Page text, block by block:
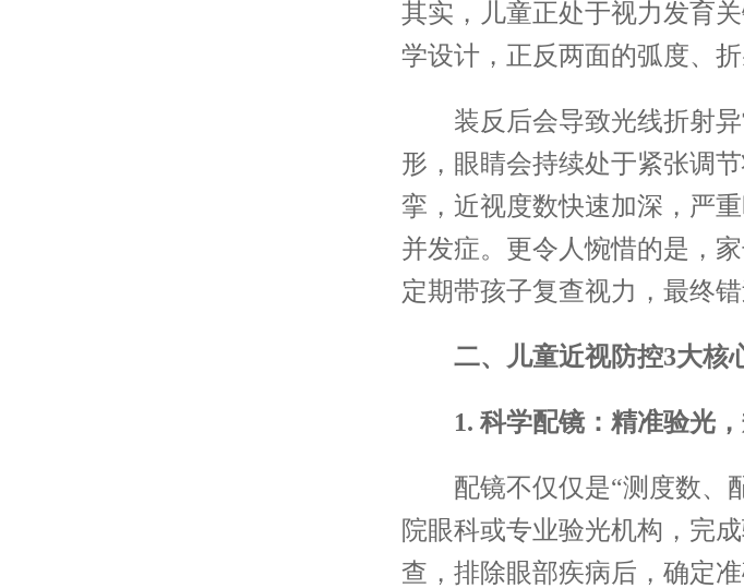
其实，儿童正处于视力发育
学设计，正反两面的弧度、折
装反后会导致光线折射异
形，眼睛会持续处于紧张调
挛，近视度数快速加深，严
并发症。更令人惋惜的是，
定期带孩子复查视力，最终
二、儿童近视防控3大核
1. 科学配镜：精准验光，
配镜不仅仅是“测度数、
院眼科或专业验光机构，完
查，排除眼部疾病后，确定